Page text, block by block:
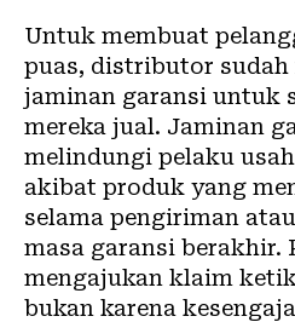
Untuk membuat
puas, distributor sudah
jaminan garansi untuk
mereka jual. Jaminan
melindungi pelaku
akibat produk yang
selama pengiriman
masa garansi berakhir.
mengajukan klaim
bukan karena